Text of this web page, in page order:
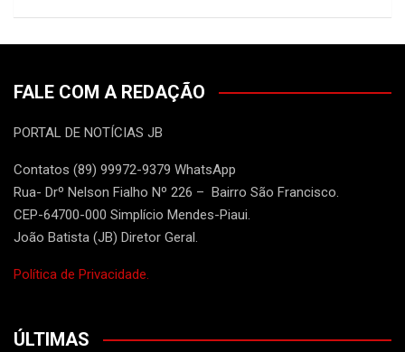
FALE COM A REDAÇÃO
PORTAL DE NOTÍCIAS JB
Contatos (89) 99972-9379 WhatsApp
Rua- Drº Nelson Fialho Nº 226 – Bairro São Francisco.
CEP-64700-000 Simplício Mendes-Piaui.
João Batista (JB) Diretor Geral.
Política de Privacidade.
ÚLTIMAS